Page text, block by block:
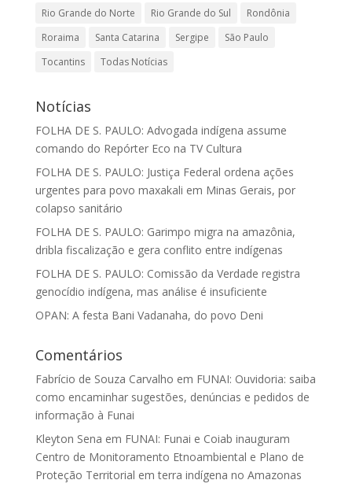
Rio Grande do Norte
Rio Grande do Sul
Rondônia
Roraima
Santa Catarina Sergipe
São Paulo
Tocantins
Todas Notícias
Notícias
FOLHA DE S. PAULO: Advogada indígena assume
comando do Repórter Eco na TV Cultura
FOLHA DE S. PAULO: Justiça Federal ordena ações
urgentes para povo maxakali em Minas Gerais, por
colapso sanitário
FOLHA DE S. PAULO: Garimpo migra na amazônia,
dribla fiscalização e gera conflito entre indígenas
FOLHA DE S. PAULO: Comissão da Verdade registra
genocídio indígena, mas análise é insuficiente
OPAN: A festa Bani Vadanaha, do povo Deni
Comentários
Fabrício de Souza Carvalho em FUNAI: Ouvidoria: saiba
como encaminhar sugestões, denúncias e pedidos de
informação à Funai
Kleyton Sena em FUNAI: Funai e Coiab inauguram
Centro de Monitoramento Etnoambiental e Plano de
Proteção Territorial em terra indígena no Amazonas